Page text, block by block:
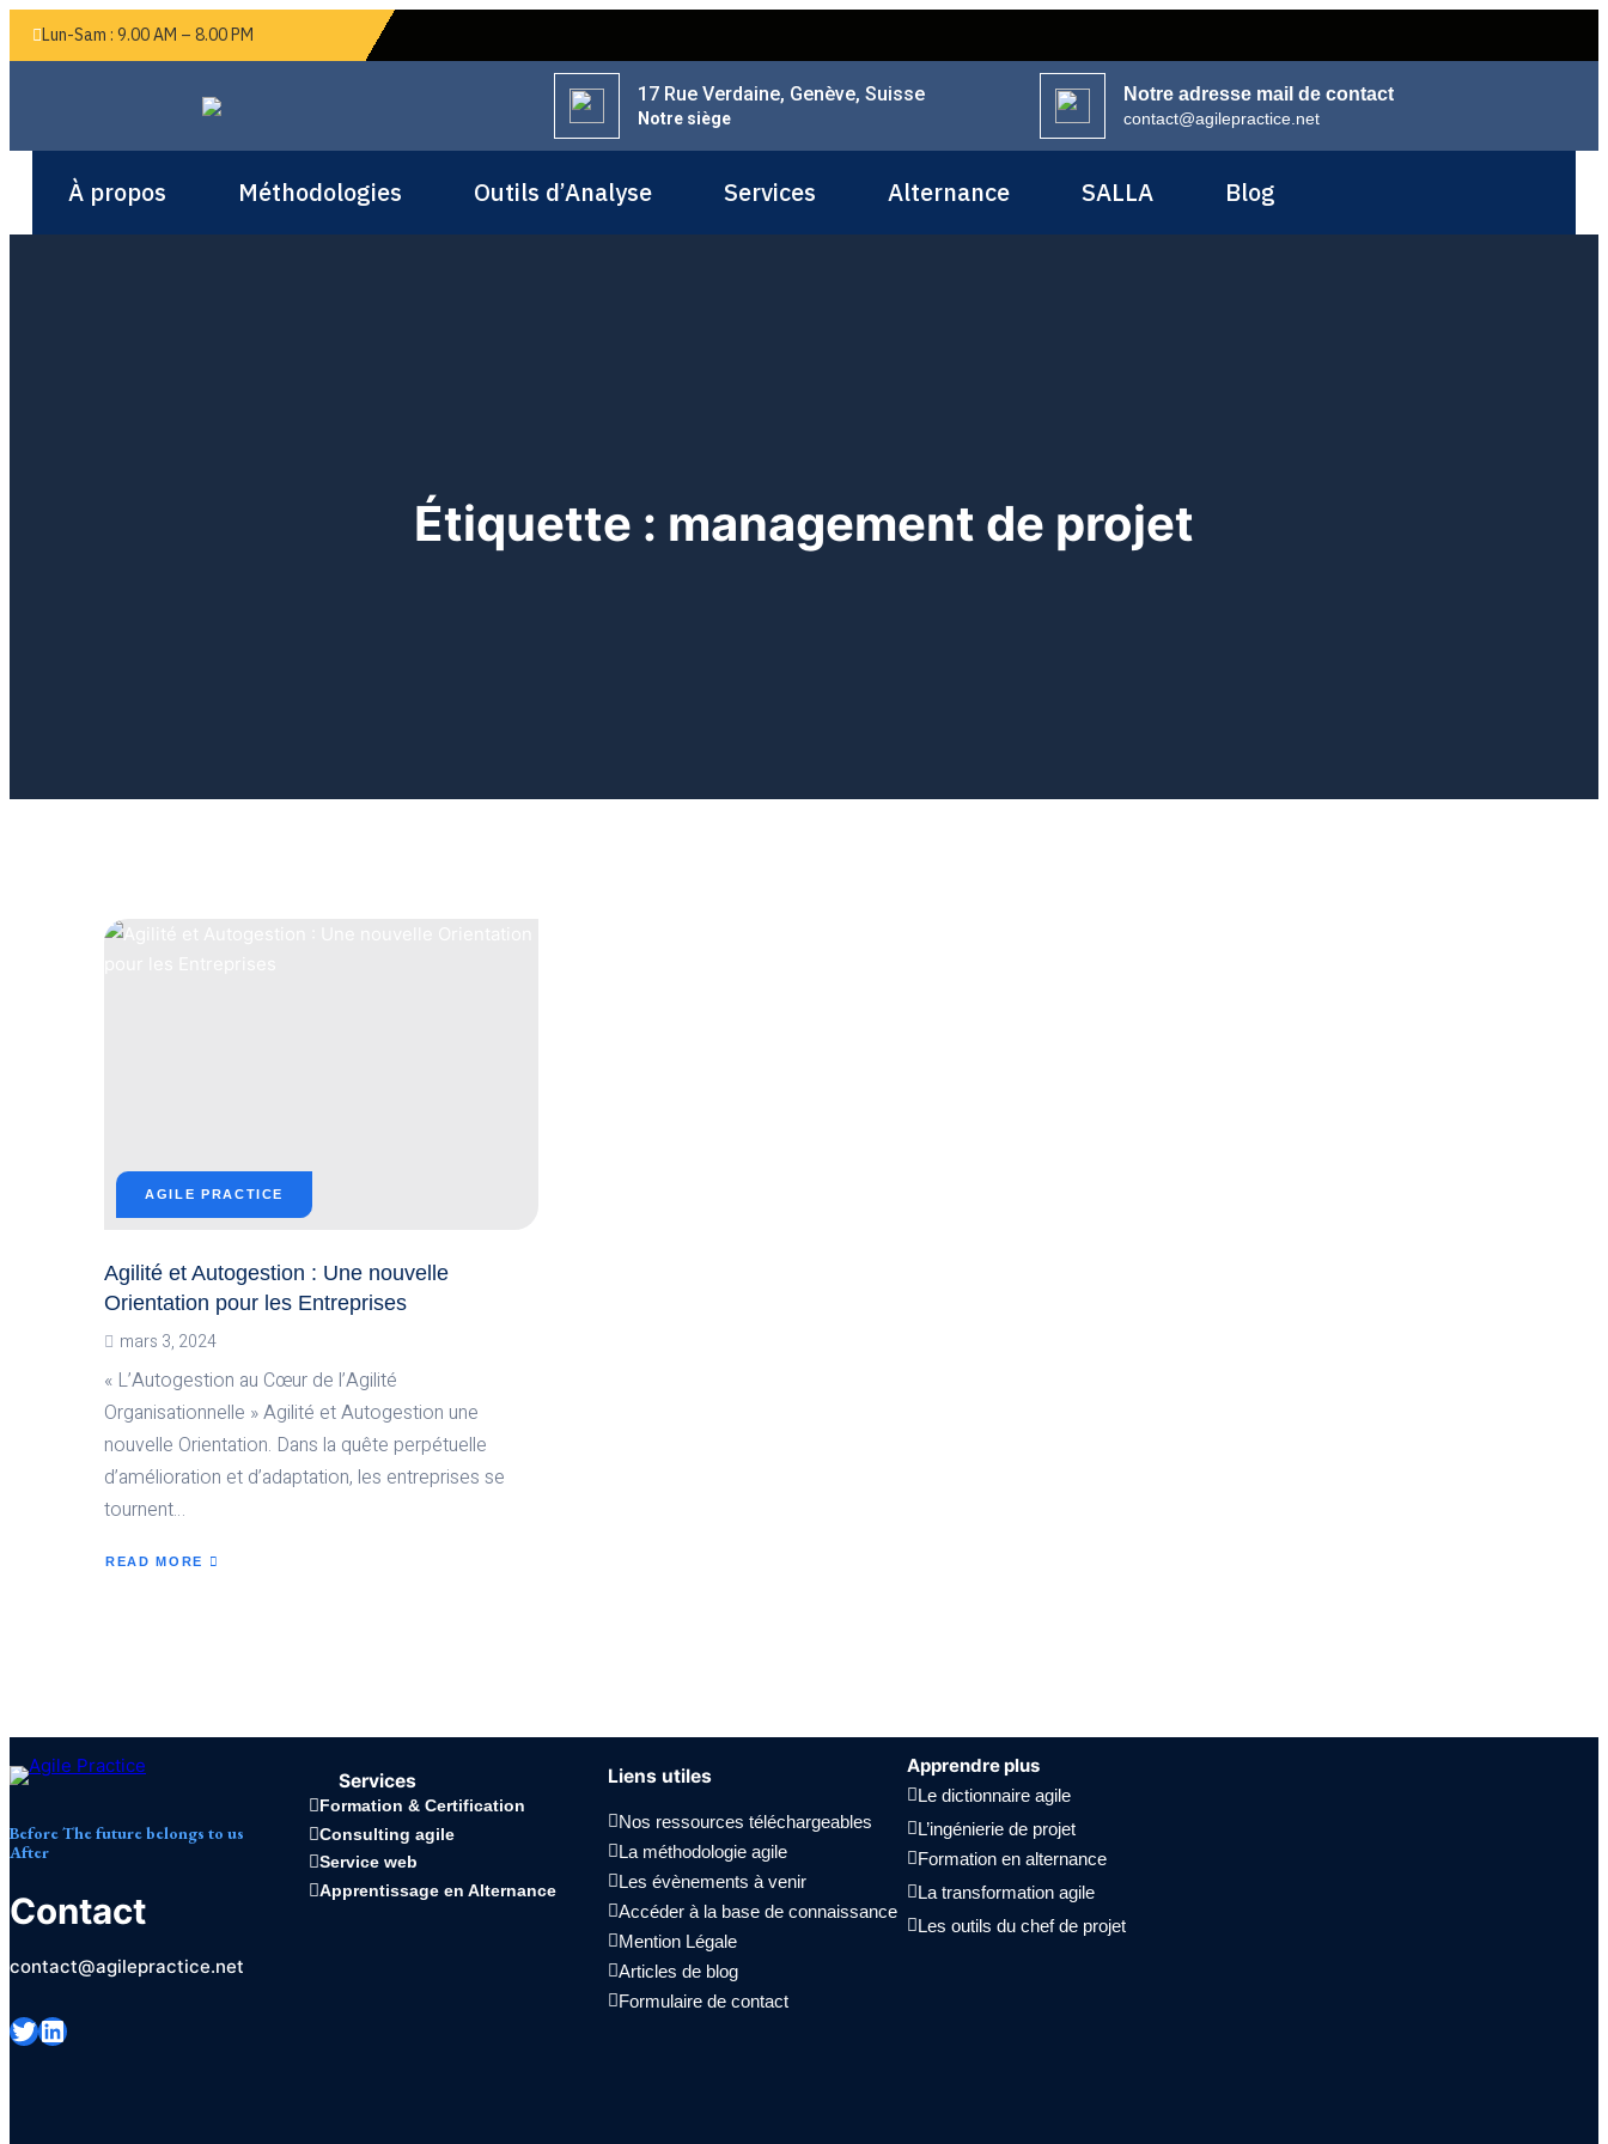
Lun-Sam : 9.00 AM – 8.00 PM
17 Rue Verdaine, Genève, Suisse
Notre siège
Notre adresse mail de contact
contact@agilepractice.net
À propos Méthodologies Outils d’Analyse Services Alternance SALLA Blog
Étiquette : management de projet
AGILE PRACTICE
Agilité et Autogestion : Une nouvelle
Orientation pour les Entreprises
mars 3, 2024
« L’Autogestion au Cœur de l’Agilité
Organisationnelle » Agilité et Autogestion une
nouvelle Orientation. Dans la quête perpétuelle
d’amélioration et d’adaptation, les entreprises se
tournent…
READ MORE
ABOUT
BeforeThe future belongs to us
After
Contact
contact@agilepractice.net
Twitter LinkedIn
Services
Formation & Certification
Consulting agile
Service web
Apprentissage en Alternance
Liens utiles
Nos ressources téléchargeables
La méthodologie agile
Les évènements à venir
Accéder à la base de connaissance
Mention Légale
Articles de blog
Formulaire de contact
Apprendre plus
Le dictionnaire agile
L’ingénierie de projet
Formation en alternance
La transformation agile
Les outils du chef de projet